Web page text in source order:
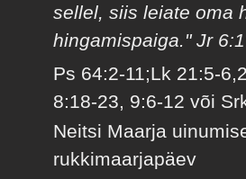
sellel, siis leiate oma
hingamispaiga." Jr
Ps 64:2-11;Lk 21:5-
8:18-23, 9:6-12 või
Neitsi Maarja
rukkimaarjapäev